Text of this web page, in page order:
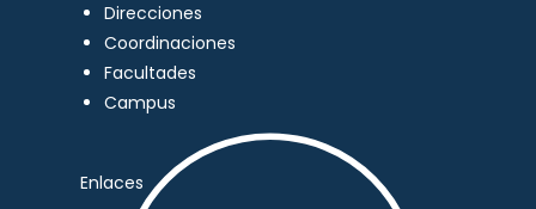
Direcciones
Coordinaciones
Facultades
Campus
Enlaces